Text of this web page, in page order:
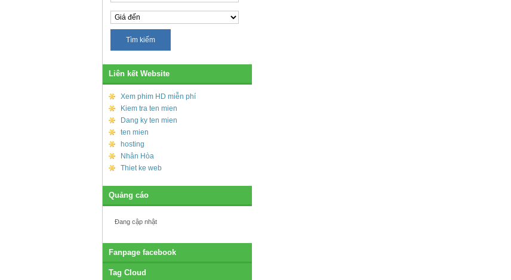
Liên kết Website
Xem phim HD miễn phí
Kiem tra ten mien
Dang ky ten mien
ten mien
hosting
Nhân Hòa
Thiet ke web
Quảng cáo
Đang cập nhật
Fanpage facebook
Tag Cloud